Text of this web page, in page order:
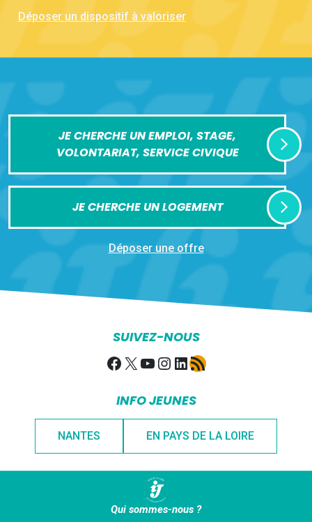
Déposer un dispositif à valoriser
JE CHERCHE UN EMPLOI, STAGE,
VOLONTARIAT, SERVICE CIVIQUE
JE CHERCHE UN LOGEMENT
Déposer une offre
SUIVEZ-NOUS
Facebook
X YouTube
Instagram
LinkedIn
Flux RSS
INFO JEUNES
NANTES EN PAYS DE LA LOIRE
Qui sommes-nous ?